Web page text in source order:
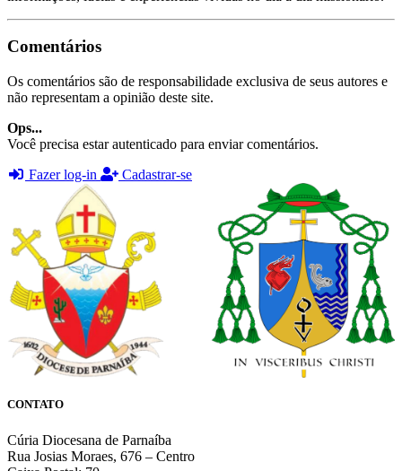
Comentários
Os comentários são de responsabilidade exclusiva de seus autores e
não representam a opinião deste site.
Ops...
Você precisa estar autenticado para enviar comentários.
Fazer log-in
Cadastrar-se
CONTATO
Cúria Diocesana de Parnaíba
Rua Josias Moraes, 676 – Centro